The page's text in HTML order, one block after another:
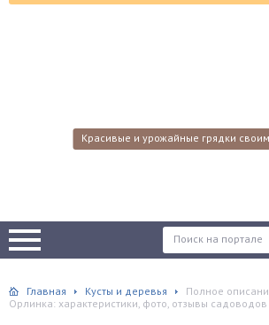
Красивые и урожайные грядки
Главная Кусты и деревья
Полное
Орлинка: характеристики, фото, отзывы садоводов